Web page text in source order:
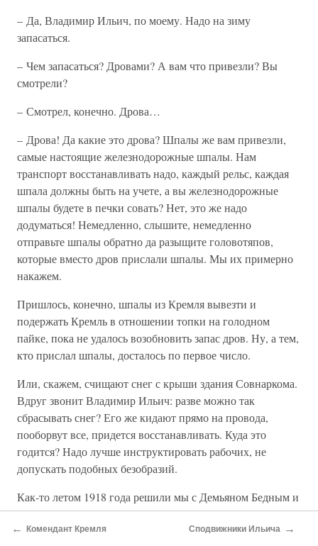
– Да, Владимир Ильич, по моему. Надо на зиму
запасаться.
– Чем запасаться? Дровами? А вам что привезли? Вы
смотрели?
– Смотрел, конечно. Дрова…
– Дрова! Да какие это дрова? Шпалы же вам привезли,
самые настоящие железнодорожные шпалы. Нам
транспорт восстанавливать надо, каждый рельс, каждая
шпала должны быть на учете, а вы железнодорожные
шпалы будете в печки совать? Нет, это же надо
додуматься! Немедленно, слышите, немедленно
отправьте шпалы обратно да разыщите головотяпов,
которые вместо дров прислали шпалы. Мы их примерно
накажем.
Пришлось, конечно, шпалы из Кремля вывезти и
подержать Кремль в отношении топки на голодном
пайке, пока не удалось возобновить запас дров. Ну, а тем,
кто прислал шпалы, досталось по первое число.
Или, скажем, счищают снег с крыши здания Совнаркома.
Вдруг звонит Владимир Ильич: разве можно так
сбрасывать снег? Его же кидают прямо на провода,
пооборвут все, придется восстанавливать. Куда это
годится? Надо лучше инструктировать рабочих, не
допускать подобных безобразий.
Как-то летом 1918 года решили мы с Демьяном Бедным и
Иваном Ивановичем Скворцовым (Степановым) поехать
половить рыбу. А как ловили? Греха таить нечего –
← Комендант Кремля Сподвижники Ильича →